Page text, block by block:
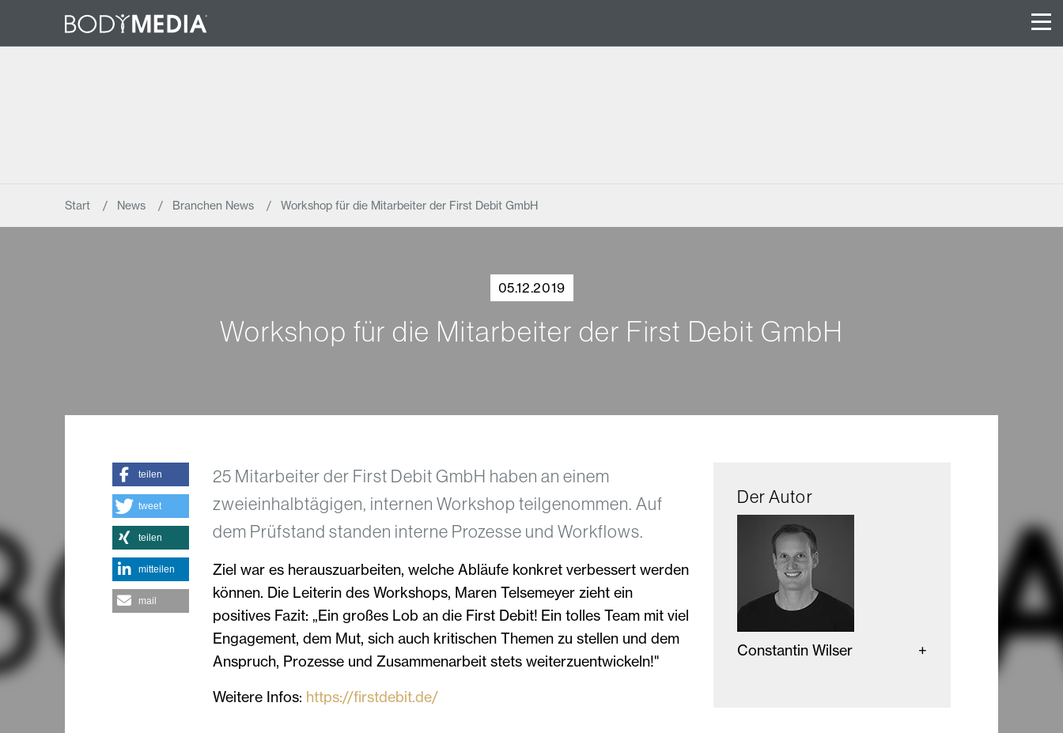
Start News Branchen News Workshop für die Mitarbeiter der First Debit GmbH
05.12.2019
Workshop für die Mitarbeiter der First Debit GmbH
25 Mitarbeiter der First Debit GmbH haben an einem
zweieinhalbtägigen, internen Workshop teilgenommen. Auf
dem Prüfstand standen interne Prozesse und Workflows.
Ziel war es herauszuarbeiten, welche Abläufe konkret verbessert werden
können. Die Leiterin des Workshops, Maren Telsemeyer zieht ein
positives Fazit: „Ein großes Lob an die First Debit! Ein tolles Team mit viel
Engagement, dem Mut, sich auch kritischen Themen zu stellen und dem
Anspruch, Prozesse und Zusammenarbeit stets weiterzuentwickeln!"
Weitere Infos: https://firstdebit.de/
teilen
tweet
teilen
mitteilen
mail
Der Autor
Constantin Wilser